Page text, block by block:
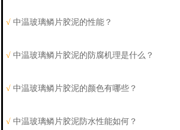
√ 中温玻璃鳞片胶泥的性能？
√ 中温玻璃鳞片胶泥的防腐机理是什么？
√ 中温玻璃鳞片胶泥的颜色有哪些？
√ 中温玻璃鳞片胶泥防水性能如何？